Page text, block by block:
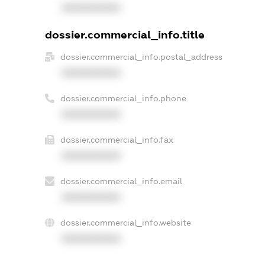
dossier.commercial_info.title
dossier.commercial_info.postal_address
dossier.commercial_info.phone
dossier.commercial_info.fax
dossier.commercial_info.email
dossier.commercial_info.website